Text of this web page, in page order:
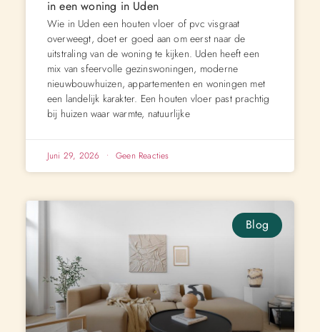
in een woning in Uden
Wie in Uden een houten vloer of pvc visgraat
overweegt, doet er goed aan om eerst naar de
uitstraling van de woning te kijken. Uden heeft een
mix van sfeervolle gezinswoningen, moderne
nieuwbouwhuizen, appartementen en woningen met
een landelijk karakter. Een houten vloer past prachtig
bij huizen waar warmte, natuurlijke
Juni 29, 2026 Geen Reacties
Blog